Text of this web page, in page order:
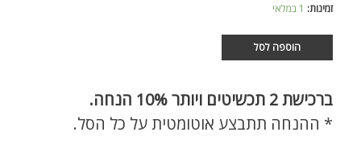
זמינות: 1 במלאי
הוספה לסל
ברכישת
* ההנחה תתבצע אוטומטית על כל הסל.